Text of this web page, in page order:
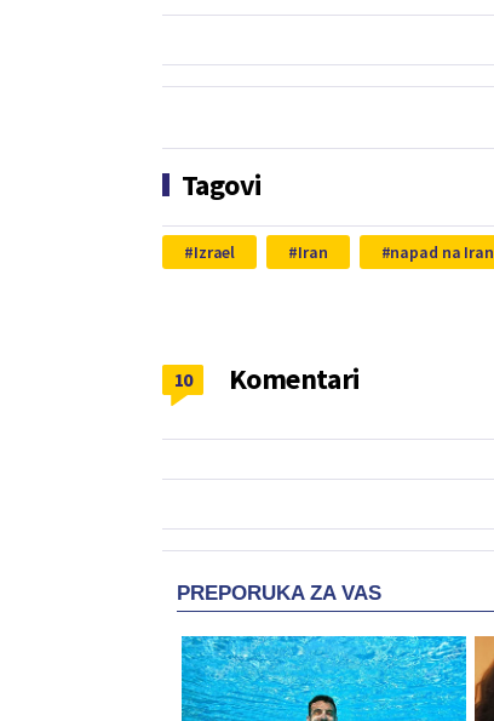
Tagovi
Izrael Iran napad na Iran
Komentari
10
PREPORUKA ZA VAS